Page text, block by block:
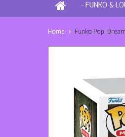
- FUNKO &
Home Funko Pop!